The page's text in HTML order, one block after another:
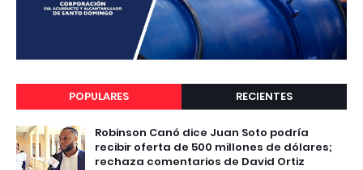
POPULARES RECIENTES
Robinson Canó dice Juan Soto podría
recibir oferta de 500 millones de dólares;
rechaza comentarios de David Ortiz